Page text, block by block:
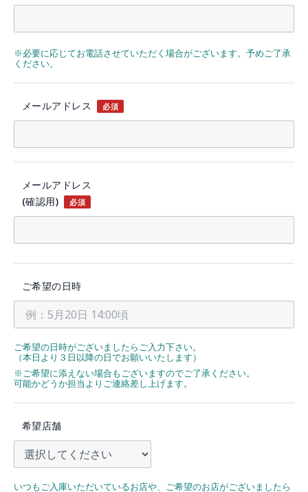
※必要に応じてお電話させていただく場合がございます。予めご了承
ください。
メールアドレス 必須
メールアドレス
(確認用)
必須
ご希望の日時
ご希望の日時がございましたらご入力下さい。
（本日より３日以降の日でお願いいたします）
※ご希望に添えない場合もございますのでご了承ください。
可能かどうか担当よりご連絡差し上げます。
希望店舗
いつもご入庫いただいているお店や、ご希望のお店がございましたら